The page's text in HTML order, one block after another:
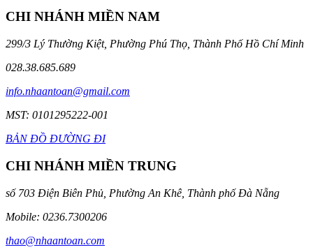
CHI NHÁNH MIỀN NAM
299/3 Lý Thường Kiệt, Phường Phú Thọ, Thành Phố Hồ Chí Minh
028.38.685.689
info.nhaantoan@gmail.com
MST: 0101295222-001
BẢN ĐỒ ĐƯỜNG ĐI
CHI NHÁNH MIỀN TRUNG
số 703 Điện Biên Phủ, Phường An Khê, Thành phố Đà Nẵng
Mobile: 0236.7300206
thao@nhaantoan.com